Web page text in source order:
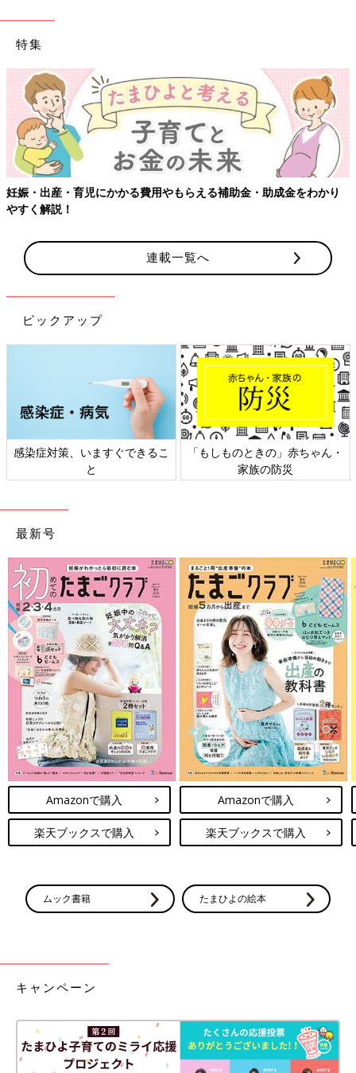
特集
妊娠・出産・育児にかかる費用やもらえる補助金・助成金をわかり
やすく解説！
連載一覧へ
ピックアップ
感染症対策、いますぐできるこ
と
「もしものときの」赤ちゃん・
家族の防災
最新号
Amazonで購入
楽天ブックスで購入
Amazonで購入
楽天ブックスで購入
ムック書籍 たまひよの絵本
キャンペーン